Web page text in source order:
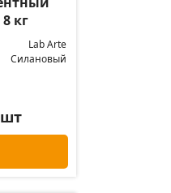
кг
Lab Arte
Силановый